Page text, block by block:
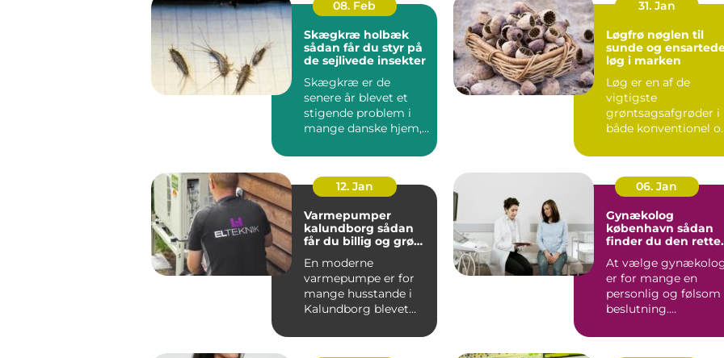
08. Feb
Skægkræ holbæk
sådan får du styr på
de sejlivede insekter
Skægkræ er de
senere år blevet et
stigende problem i
mange danske hjem,
undtagels...
31. Jan
Løgfrø nøglen til
sunde og
løg i marken
Løg er en af de
vigtigste
grøntsagsafgrøder i
både konventionel
Når en avle...
12. Jan
Varmepumper
kalundborg sådan
får du billig og grøn
En moderne
varmepumpe er for
mange husstande i
Kalundborg blevet
varmeregning...
06. Jan
Gynækolog
københavn sådan
finder du den rette
At vælge
er for mange en
personlig og følsom
beslutning.
behandlinger for...